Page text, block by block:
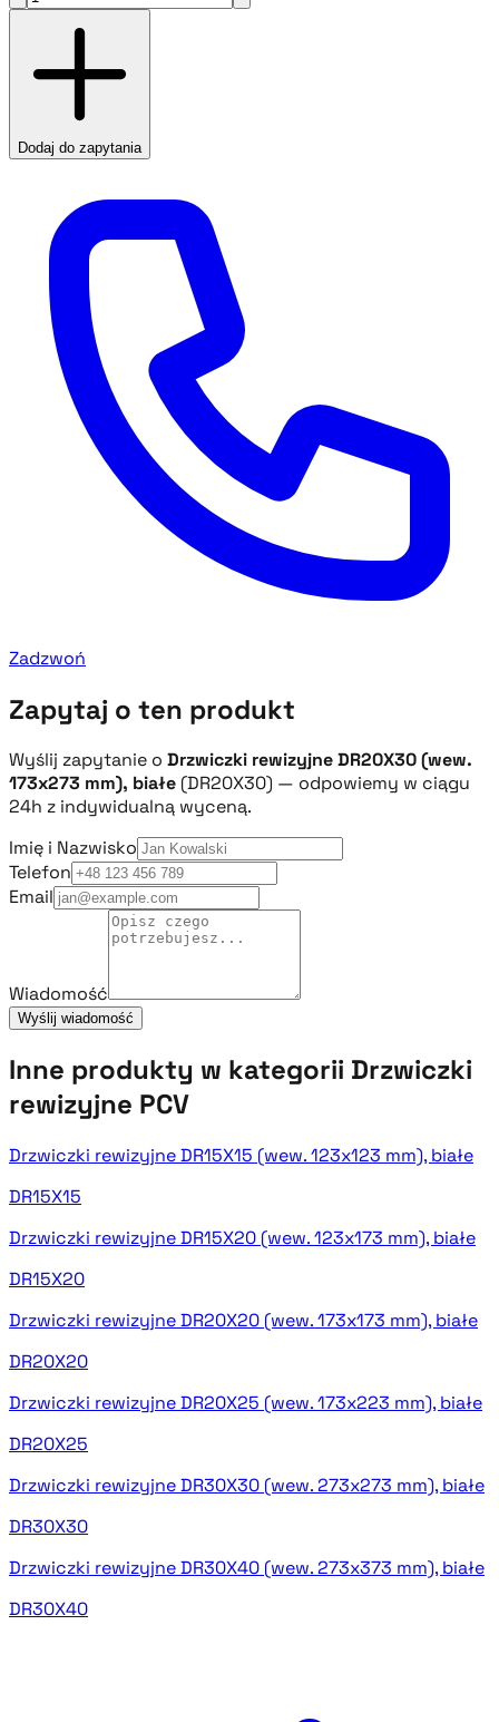
Dodaj do zapytania
Zadzwoń
Zapytaj o ten produkt
Wyślij zapytanie o Drzwiczki rewizyjne DR20X30 (wew.
173x273 mm), białe (DR20X30) — odpowiemy w ciągu
24h z indywidualną wyceną.
Imię i Nazwisko
Telefon
Email
Wiadomość
Wyślij wiadomość
Inne produkty w kategorii Drzwiczki
rewizyjne PCV
Drzwiczki rewizyjne DR15X15 (wew. 123x123 mm), białe
DR15X15
Drzwiczki rewizyjne DR15X20 (wew. 123x173 mm), białe
DR15X20
Drzwiczki rewizyjne DR20X20 (wew. 173x173 mm), białe
DR20X20
Drzwiczki rewizyjne DR20X25 (wew. 173x223 mm), białe
DR20X25
Drzwiczki rewizyjne DR30X30 (wew. 273x273 mm), białe
DR30X30
Drzwiczki rewizyjne DR30X40 (wew. 273x373 mm), białe
DR30X40